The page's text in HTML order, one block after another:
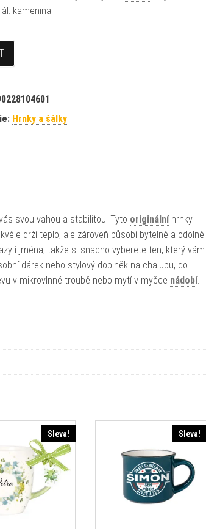
kamenina
Hrnky a šálky
svou vahou a stabilitou. Tyto originálníhrnky
drží teplo, ale zároveň působí bytelně a odolně.
i jména, takže si snadno vyberete ten, který vám
dárek nebo stylový doplněk na chalupu, do
v mikrovlnné troubě nebo mytí v myčce nádobí.
Sleva! Sleva!